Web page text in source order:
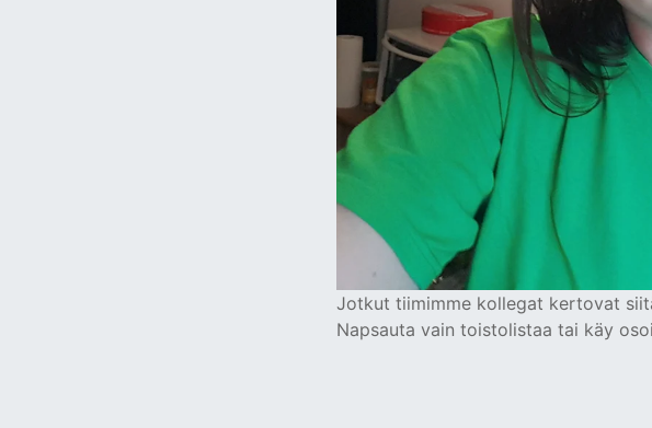
Jotkut tiimimme kollegat kertovat
Napsauta vain toistolistaa tai käy